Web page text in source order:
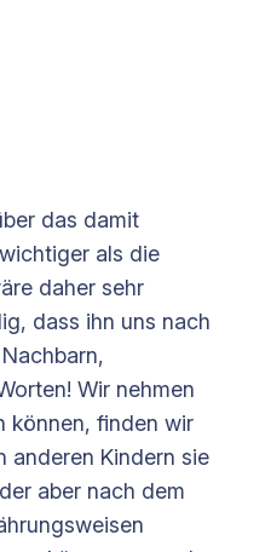
das damit
als die
daher sehr
dass ihn uns nach
Wir nehmen
können, finden wir
anderen Kindern sie
aber nach dem